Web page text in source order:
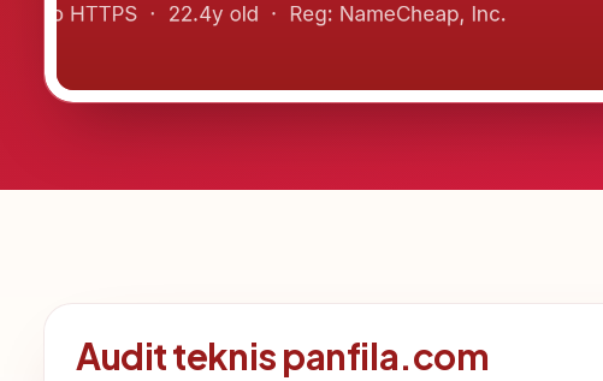
Audit teknis panfila.com